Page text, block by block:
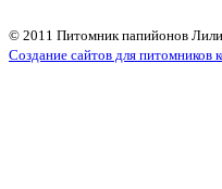
© 2011 Питомник папийонов
Cоздание сайтов для питомников